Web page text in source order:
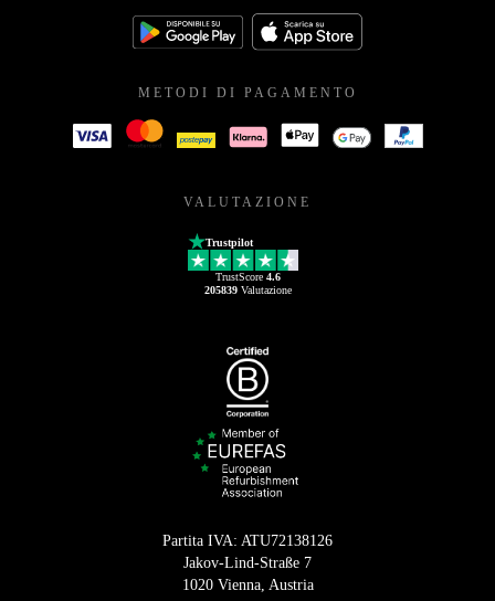
METODI DI PAGAMENTO
VALUTAZIONE
Trustpilot
TrustScore 4.6
205839Valutazione
Partita IVA: ATU72138126
Jakov-Lind-Straße 7
1020 Vienna, Austria